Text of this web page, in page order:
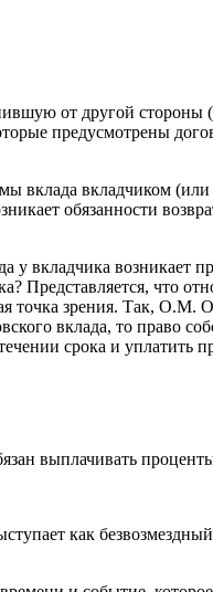
от другой
предусмотрены
вклада вкладчиком
обязанности
вкладчика возникает
Представляется, что
точка зрения. Так,
вклада, то право
срока и уплатить
выплачивать
как